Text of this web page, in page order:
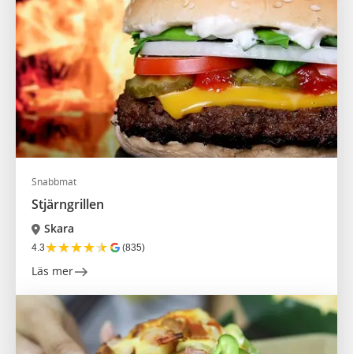
Snabbmat
Stjärngrillen
Skara
4.3★★★★★ (835)
Läs mer